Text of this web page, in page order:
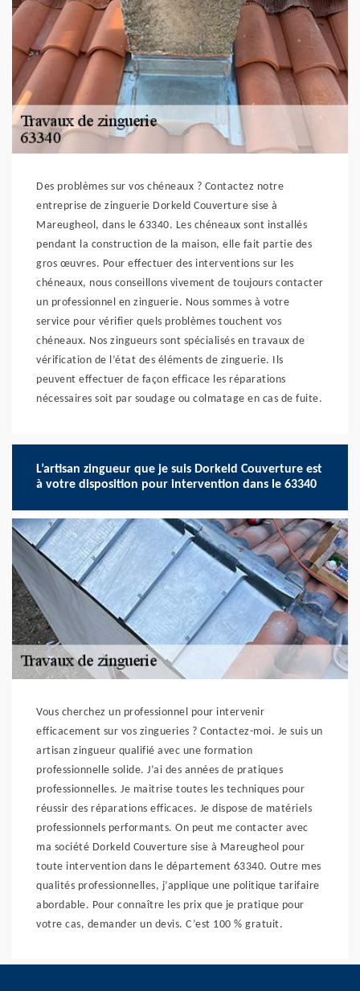
Des problèmes sur vos chéneaux ? Contactez notre
entreprise de zinguerie Dorkeld Couverture sise à
Mareugheol, dans le 63340. Les chéneaux sont installés
pendant la construction de la maison, elle fait partie des
gros œuvres. Pour effectuer des interventions sur les
chéneaux, nous conseillons vivement de toujours contacter
un professionnel en zinguerie. Nous sommes à votre
service pour vérifier quels problèmes touchent vos
chéneaux. Nos zingueurs sont spécialisés en travaux de
vérification de l’état des éléments de zinguerie. Ils
peuvent effectuer de façon efficace les réparations
nécessaires soit par soudage ou colmatage en cas de fuite.
L’artisan zingueur que je suis Dorkeld Couverture est
à votre disposition pour intervention dans le 63340
Vous cherchez un professionnel pour intervenir
efficacement sur vos zingueries ? Contactez-moi. Je suis un
artisan zingueur qualifié avec une formation
professionnelle solide. J’ai des années de pratiques
professionnelles. Je maitrise toutes les techniques pour
réussir des réparations efficaces. Je dispose de matériels
professionnels performants. On peut me contacter avec
ma société Dorkeld Couverture sise à Mareugheol pour
toute intervention dans le département 63340. Outre mes
qualités professionnelles, j’applique une politique tarifaire
abordable. Pour connaître les prix que je pratique pour
votre cas, demander un devis. C’est 100 % gratuit.